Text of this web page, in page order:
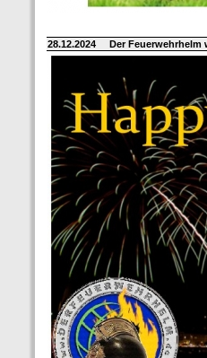
28.12.2024 Der